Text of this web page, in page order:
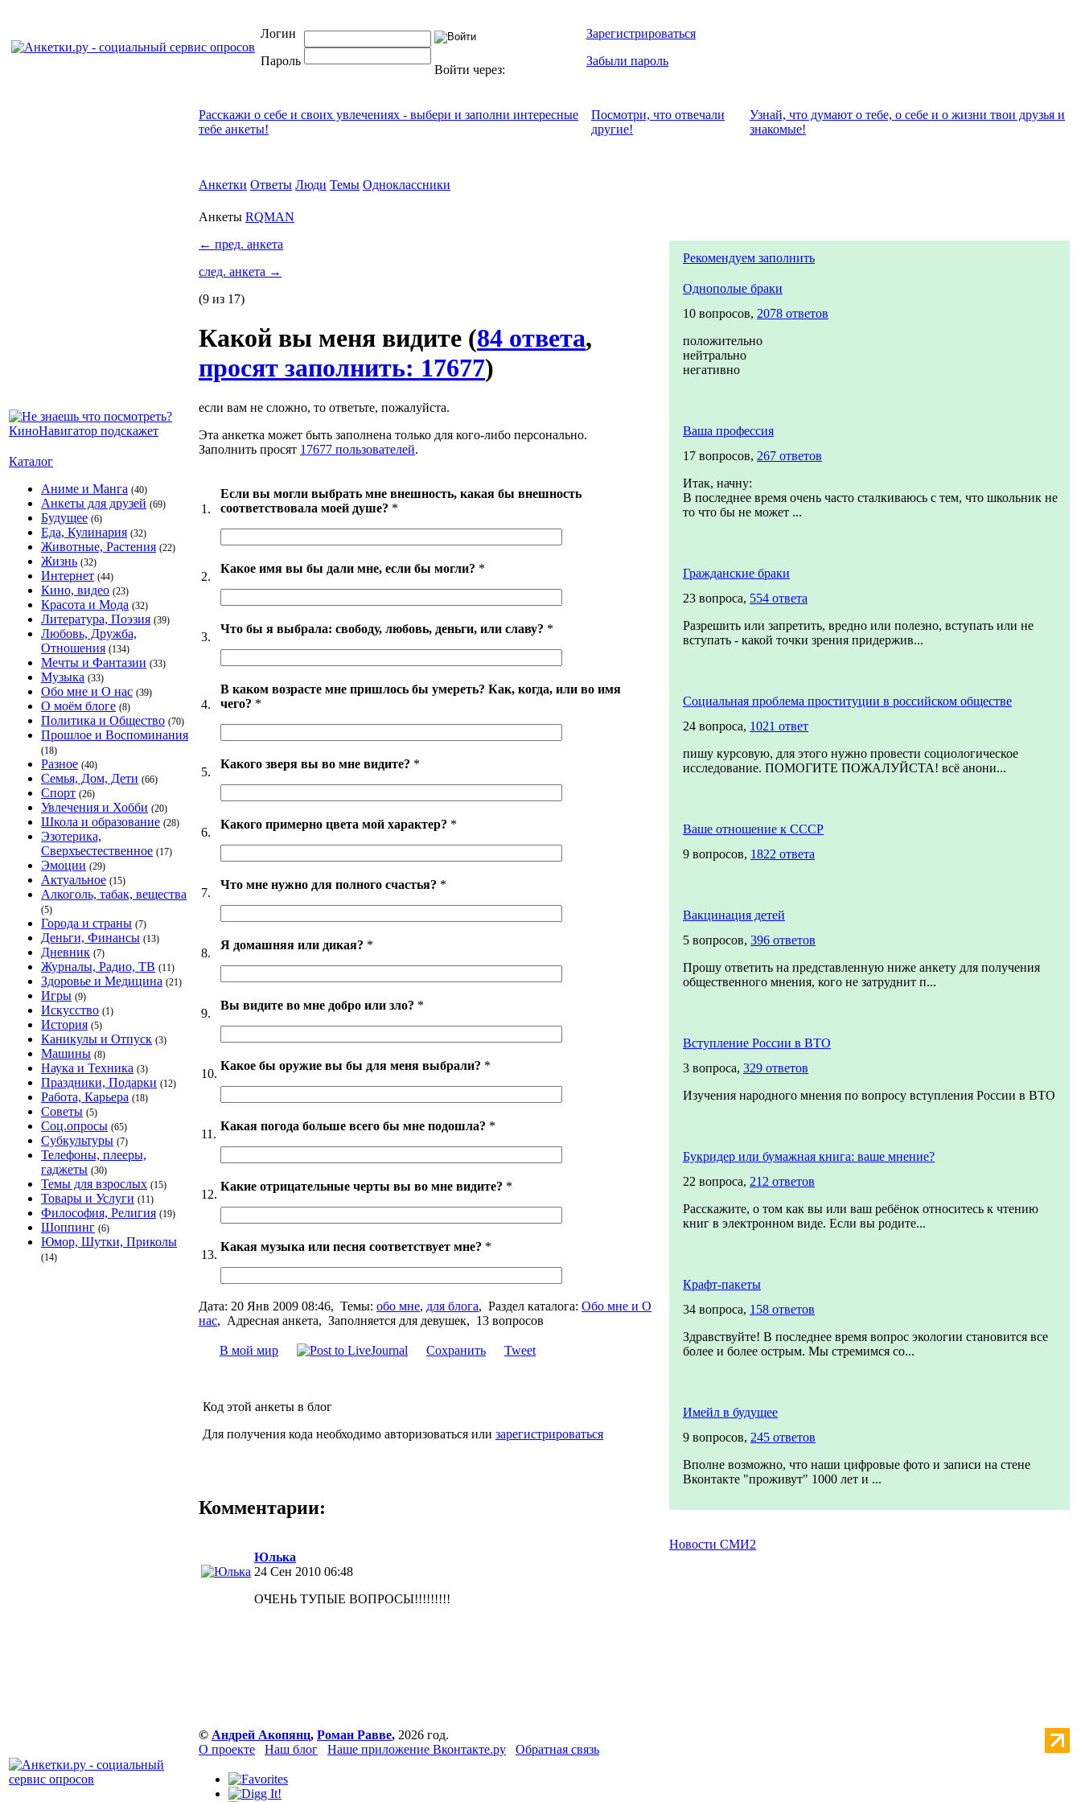
Логин
Пароль
Войти через:
Зарегистрироваться
Забыли пароль
Каталог
Аниме и Манга (40)
Анкеты для друзей (69)
Будущее (6)
Еда, Кулинария (32)
Животные, Растения (22)
Жизнь (32)
Интернет (44)
Кино, видео (23)
Красота и Мода (32)
Литература, Поэзия (39)
Любовь, Дружба,
Отношения (134)
Мечты и Фантазии (33)
Музыка (33)
Обо мне и О нас (39)
О моём блоге (8)
Политика и Общество (70)
Прошлое и Воспоминания
(18)
Разное (40)
Семья, Дом, Дети (66)
Спорт (26)
Увлечения и Хобби (20)
Школа и образование (28)
Эзотерика,
Сверхъестественное (17)
Эмоции (29)
Актуальное (15)
Алкоголь, табак, вещества
(5)
Города и страны (7)
Деньги, Финансы (13)
Дневник (7)
Журналы, Радио, ТВ (11)
Здоровье и Медицина (21)
Игры (9)
Искусство (1)
История (5)
Каникулы и Отпуск (3)
Машины (8)
Наука и Техника (3)
Праздники, Подарки (12)
Работа, Карьера (18)
Советы (5)
Соц.опросы (65)
Субкультуры (7)
Телефоны, плееры,
гаджеты (30)
Темы для взрослых (15)
Товары и Услуги (11)
Философия, Религия (19)
Шоппинг (6)
Юмор, Шутки, Приколы
(14)
Расскажи о себе и своих увлечениях - выбери и заполни интересные
тебе анкеты!
Посмотри, что отвeчали
другие!
Узнай, что думают о тебе, о себе и о жизни твои друзья и
знакомые!
Анкетки Ответы Люди Темы Одноклассники
Анкеты RQMAN
← пред. анкета
след. анкета →
(9 из 17)
Какой вы меня видите (84 ответа,
просят заполнить: 17677)
если вам не сложно, то ответьте, пожалуйста.
Эта анкетка может быть заполнена только для кого-либо персонально.
Заполнить просят 17677 пользователей.
1.
Если вы могли выбрать мне внешность, какая бы внешность
соответствовала моей душе? *
2.
Какое имя вы бы дали мне, если бы могли? *
3.
Что бы я выбрала: свободу, любовь, деньги, или славу? *
4.
В каком возрасте мне пришлось бы умереть? Как, когда, или во имя
чего? *
5.
Какого зверя вы во мне видите? *
6.
Какого примерно цвета мой характер? *
7.
Что мне нужно для полного счастья? *
8.
Я домашняя или дикая? *
9.
Вы видите во мне добро или зло? *
10.
Какое бы оружие вы бы для меня выбрали? *
11.
Какая погода больше всего бы мне подошла? *
12.
Какие отрицательные черты вы во мне видите? *
13.
Какая музыка или песня соответствует мне? *
Дата: 20 Янв 2009 08:46, Темы: обо мне, для блога, Раздел каталога: Обо мне и О
нас, Адресная анкета, Заполняется для девушек, 13 вопросов
В мой мир Сохранить Tweet
Код этой анкеты в блог
Для получения кода необходимо авторизоваться или зарегистрироваться
Комментарии:
Юлька
24 Сен 2010 06:48
ОЧЕНЬ ТУПЫЕ ВОПРОСЫ!!!!!!!!!
Рекомендуем заполнить
Однополые браки
10 вопросов, 2078 ответов
положительно
нейтрально
негативно
Ваша профессия
17 вопросов, 267 ответов
Итак, начну:
В последнее время очень часто сталкиваюсь с тем, что школьник не
то что бы не может ...
Гражданские браки
23 вопроса, 554 ответа
Разрешить или запретить, вредно или полезно, вступать или не
вступать - какой точки зрения придержив...
Социальная проблема проституции в российском обществе
24 вопроса, 1021 ответ
пишу курсовую, для этого нужно провести социологическое
исследование. ПОМОГИТЕ ПОЖАЛУЙСТА! всё анони...
Ваше отношение к СССР
9 вопросов, 1822 ответа
Вакцинация детей
5 вопросов, 396 ответов
Прошу ответить на представленную ниже анкету для получения
общественного мнения, кого не затруднит п...
Вступление России в ВТО
3 вопроса, 329 ответов
Изучения народного мнения по вопросу вступления России в ВТО
Букридер или бумажная книга: ваше мнение?
22 вопроса, 212 ответов
Расскажите, о том как вы или ваш ребёнок относитесь к чтению
книг в электронном виде. Если вы родите...
Крафт-пакеты
34 вопроса, 158 ответов
Здравствуйте! В последнее время вопрос экологии становится все
более и более острым. Мы стремимся со...
Имейл в будущее
9 вопросов, 245 ответов
Вполне возможно, что наши цифровые фото и записи на стене
Вконтакте "проживут" 1000 лет и ...
Новости СМИ2
© Андрей Акопянц, Роман Равве, 2026 год.
О проекте
Наш блог Наше приложение Вконтакте.ру Обратная связь